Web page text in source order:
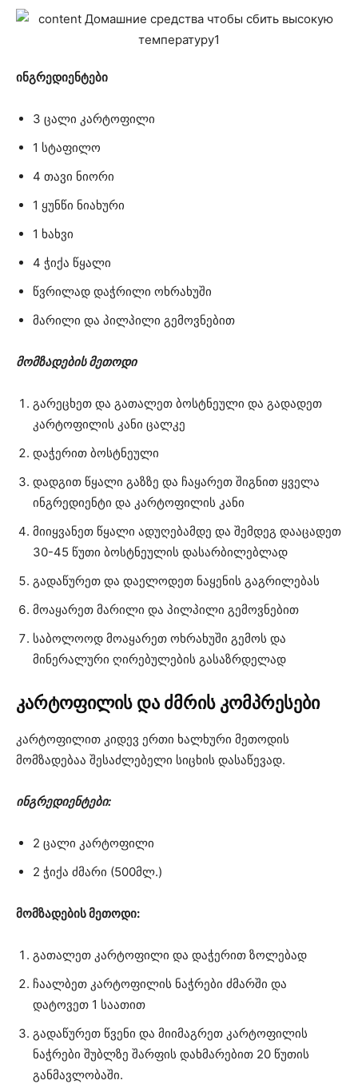
ინგრედიენტები
3 ცალი კარტოფილი
1 სტაფილო
4 თავი ნიორი
1 ყუნწი ნიახური
1 ხახვი
4 ჭიქა წყალი
წვრილად დაჭრილი ოხრახუში
მარილი და პილპილი გემოვნებით
მომზადების მეთოდი
გარეცხეთ და გათალეთ ბოსტნეული და გადადეთ
კარტოფილის კანი ცალკე
დაჭერით ბოსტნეული
დადგით წყალი გაზზე და ჩაყარეთ შიგნით ყველა
ინგრედიენტი და კარტოფილის კანი
მიიყვანეთ წყალი ადუღებამდე და შემდეგ დააცადეთ
30-45 წუთი ბოსტნეულის დასარბილებლად
გადაწურეთ და დაელოდეთ ნაყენის გაგრილებას
მოაყარეთ მარილი და პილპილი გემოვნებით
საბოლოოდ მოაყარეთ ოხრახუში გემოს და
მინერალური ღირებულების გასაზრდელად
კარტოფილის და ძმრის კომპრესები
კარტოფილით კიდევ ერთი ხალხური მეთოდის
მომზადებაა შესაძლებელი სიცხის დასაწევად.
ინგრედიენტები:
2 ცალი კარტოფილი
2 ჭიქა ძმარი (500მლ.)
მომზადების მეთოდი:
გათალეთ კარტოფილი და დაჭერით ზოლებად
ჩაალბეთ კარტოფილის ნაჭრები ძმარში და
დატოვეთ 1 საათით
გადაწურეთ წვენი და მიიმაგრეთ კარტოფილის
ნაჭრები შუბლზე შარფის დახმარებით 20 წუთის
განმავლობაში.